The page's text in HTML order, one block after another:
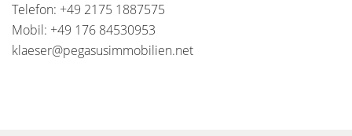
Telefon: +49 2175 1887575
Mobil: +49 176 84530953
klaeser@pegasusimmobilien.net